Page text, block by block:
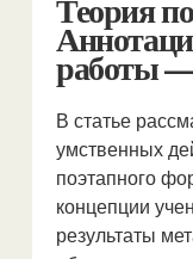
Теория
работы
В статье
умственных
поэтапного
концепции
результаты